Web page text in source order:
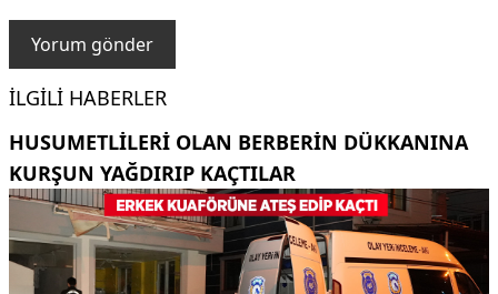
İLGILI HABERLER
HUSUMETLILERI OLAN BERBERIN DÜKKANINA
KURŞUN YAĞDIRIP KAÇTILAR